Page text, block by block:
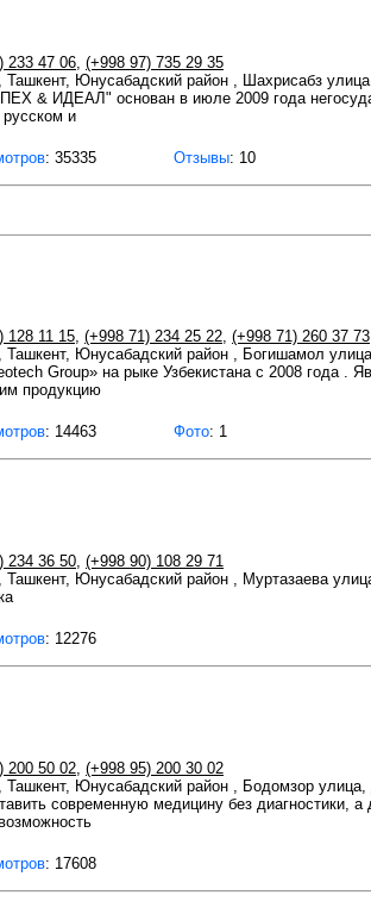
233 47 06, (+998 97) 735 29 35
Ташкент, Юнусабадский район , Шахрисабз
& ИДЕАЛ" основан в июле 2009 года
и
: 35335 Отзывы: 10
128 11 15, (+998 71) 234 25 22, (+998 71) 260 37 73
Ташкент, Юнусабадский район , Богишамол
Group» на рыке Узбекистана с 2008 года .
продукцию
: 14463 Фото: 1
234 36 50, (+998 90) 108 29 71
Ташкент, Юнусабадский район , Муртазаева
: 12276
200 50 02, (+998 95) 200 30 02
Ташкент, Юнусабадский район , Бодомзор
современную медицину без диагностики,
: 17608